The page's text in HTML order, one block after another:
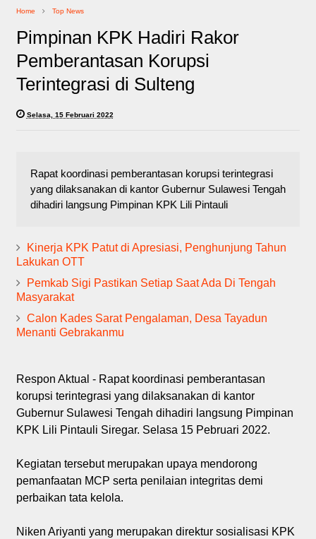
Home Top News
Pimpinan KPK Hadiri Rakor
Pemberantasan Korupsi
Terintegrasi di Sulteng
Selasa, 15 Februari 2022
Rapat koordinasi pemberantasan korupsi terintegrasi
yang dilaksanakan di kantor Gubernur Sulawesi Tengah
dihadiri langsung Pimpinan KPK Lili Pintauli
Kinerja KPK Patut di Apresiasi, Penghunjung Tahun
Lakukan OTT
Pemkab Sigi Pastikan Setiap Saat Ada Di Tengah
Masyarakat
Calon Kades Sarat Pengalaman, Desa Tayadun
Menanti Gebrakanmu
Respon Aktual - Rapat koordinasi pemberantasan
korupsi terintegrasi yang dilaksanakan di kantor
Gubernur Sulawesi Tengah dihadiri langsung Pimpinan
KPK Lili Pintauli Siregar. Selasa 15 Pebruari 2022.
Kegiatan tersebut merupakan upaya mendorong
pemanfaatan MCP serta penilaian integritas demi
perbaikan tata kelola.
Niken Ariyanti yang merupakan direktur sosialisasi KPK